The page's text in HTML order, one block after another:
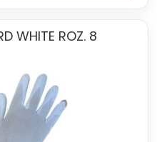
WHITE ROZ. 8